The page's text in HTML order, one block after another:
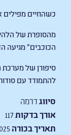
כשהחיים
מהסופרת של
הכוכבים" מגיעה
סיפורן של מערכת
להתמודד עם
סיווגדרמה
אורך בדקות
תאריך בכורה